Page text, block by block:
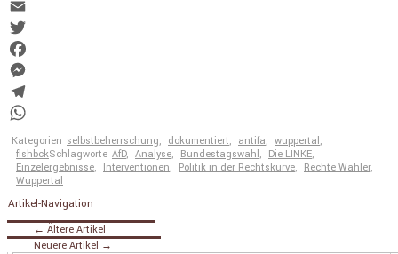
Copy
Link
Email
Twitter
Facebook
Messenger
Telegram
WhatsApp
Kategorien selbstbeherrschung, dokumentiert, antifa, wuppertal,
flshbckSchlagworte AfD, Analyse, Bundestagswahl, Die LINKE,
Einzelergebnisse, Interventionen, Politik in der Rechtskurve, Rechte Wähler,
Wuppertal
Artikel-Navigation
← Ältere Artikel
Neuere Artikel →